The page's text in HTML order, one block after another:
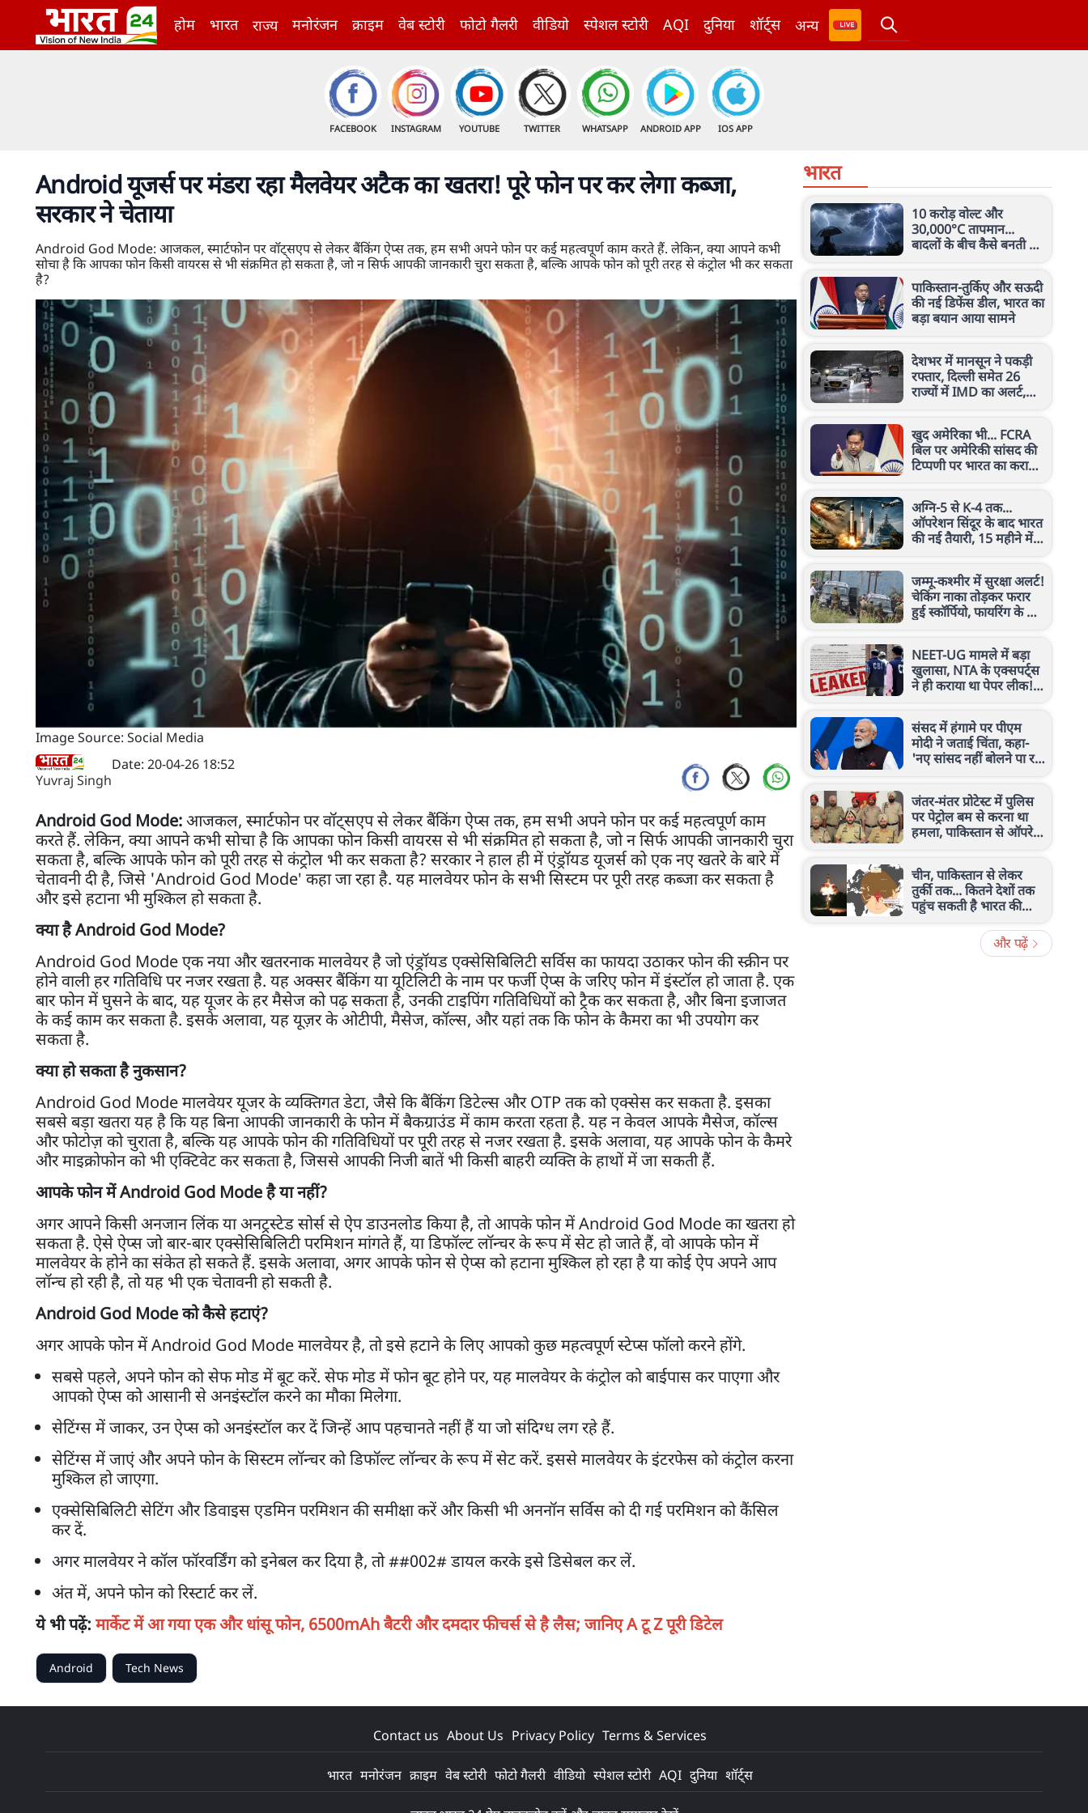
होम भारत राज्य मनोरंजन क्राइम वेब स्टोरी फोटो गैलरी वीडियो स्पेशल स्टोरी AQI दुनिया शॉर्ट्स अन्य
FACEBOOK INSTAGRAM YOUTUBE TWITTER WHATSAPP ANDROID APP IOS APP
Android यूजर्स पर मंडरा रहा मैलवेयर अटैक का खतरा! पूरे फोन पर कर लेगा कब्जा,
सरकार ने चेताया
Android God Mode: आजकल, स्मार्टफोन पर वॉट्सएप से लेकर बैंकिंग ऐप्स तक, हम सभी अपने फोन पर कई महत्वपूर्ण काम करते हैं. लेकिन, क्या आपने कभी
सोचा है कि आपका फोन किसी वायरस से भी संक्रमित हो सकता है, जो न सिर्फ आपकी जानकारी चुरा सकता है, बल्कि आपके फोन को पूरी तरह से कंट्रोल भी कर सकता
है?
Image Source: Social Media
Yuvraj Singh
Date: 20-04-26 18:52
Android God Mode:आजकल, स्मार्टफोन पर वॉट्सएप से लेकर बैंकिंग ऐप्स तक, हम सभी अपने फोन पर कई महत्वपूर्ण काम
करते हैं. लेकिन, क्या आपने कभी सोचा है कि आपका फोन किसी वायरस से भी संक्रमित हो सकता है, जो न सिर्फ आपकी जानकारी चुरा
सकता है, बल्कि आपके फोन को पूरी तरह से कंट्रोल भी कर सकता है? सरकार ने हाल ही में एंड्रॉयड यूजर्स को एक नए खतरे के बारे में
चेतावनी दी है, जिसे 'Android God Mode' कहा जा रहा है. यह मालवेयर फोन के सभी सिस्टम पर पूरी तरह कब्जा कर सकता है
और इसे हटाना भी मुश्किल हो सकता है.
क्या है Android God Mode?
Android God Mode एक नया और खतरनाक मालवेयर है जो एंड्रॉयड एक्सेसिबिलिटी सर्विस का फायदा उठाकर फोन की स्क्रीन पर
होने वाली हर गतिविधि पर नजर रखता है. यह अक्सर बैंकिंग या यूटिलिटी के नाम पर फर्जी ऐप्स के जरिए फोन में इंस्टॉल हो जाता है. एक
बार फोन में घुसने के बाद, यह यूजर के हर मैसेज को पढ़ सकता है, उनकी टाइपिंग गतिविधियों को ट्रैक कर सकता है, और बिना इजाजत
के कई काम कर सकता है. इसके अलावा, यह यूज़र के ओटीपी, मैसेज, कॉल्स, और यहां तक कि फोन के कैमरा का भी उपयोग कर
सकता है.
क्या हो सकता है नुकसान?
Android God Mode मालवेयर यूजर के व्यक्तिगत डेटा, जैसे कि बैंकिंग डिटेल्स और OTP तक को एक्सेस कर सकता है. इसका
सबसे बड़ा खतरा यह है कि यह बिना आपकी जानकारी के फोन में बैकग्राउंड में काम करता रहता है. यह न केवल आपके मैसेज, कॉल्स
और फोटोज़ को चुराता है, बल्कि यह आपके फोन की गतिविधियों पर पूरी तरह से नजर रखता है. इसके अलावा, यह आपके फोन के कैमरे
और माइक्रोफोन को भी एक्टिवेट कर सकता है, जिससे आपकी निजी बातें भी किसी बाहरी व्यक्ति के हाथों में जा सकती हैं.
आपके फोन में Android God Mode है या नहीं?
अगर आपने किसी अनजान लिंक या अनट्रस्टेड सोर्स से ऐप डाउनलोड किया है, तो आपके फोन में Android God Mode का खतरा हो
सकता है. ऐसे ऐप्स जो बार-बार एक्सेसिबिलिटी परमिशन मांगते हैं, या डिफॉल्ट लॉन्चर के रूप में सेट हो जाते हैं, वो आपके फोन में
मालवेयर के होने का संकेत हो सकते हैं. इसके अलावा, अगर आपके फोन से ऐप्स को हटाना मुश्किल हो रहा है या कोई ऐप अपने आप
लॉन्च हो रही है, तो यह भी एक चेतावनी हो सकती है.
Android God Mode को कैसे हटाएं?
अगर आपके फोन में Android God Mode मालवेयर है, तो इसे हटाने के लिए आपको कुछ महत्वपूर्ण स्टेप्स फॉलो करने होंगे.
सबसे पहले, अपने फोन को सेफ मोड में बूट करें. सेफ मोड में फोन बूट होने पर, यह मालवेयर के कंट्रोल को बाईपास कर पाएगा और
आपको ऐप्स को आसानी से अनइंस्टॉल करने का मौका मिलेगा.
सेटिंग्स में जाकर, उन ऐप्स को अनइंस्टॉल कर दें जिन्हें आप पहचानते नहीं हैं या जो संदिग्ध लग रहे हैं.
सेटिंग्स में जाएं और अपने फोन के सिस्टम लॉन्चर को डिफॉल्ट लॉन्चर के रूप में सेट करें. इससे मालवेयर के इंटरफेस को कंट्रोल करना
मुश्किल हो जाएगा.
एक्सेसिबिलिटी सेटिंग और डिवाइस एडमिन परमिशन की समीक्षा करें और किसी भी अननॉन सर्विस को दी गई परमिशन को कैंसिल
कर दें.
अगर मालवेयर ने कॉल फॉरवर्डिंग को इनेबल कर दिया है, तो ##002# डायल करके इसे डिसेबल कर लें.
अंत में, अपने फोन को रिस्टार्ट कर लें.
ये भी पढ़ें: मार्केट में आ गया एक और धांसू फोन, 6500mAh बैटरी और दमदार फीचर्स से है लैस; जानिए A टू Z पूरी डिटेल
Android Tech News
भारत
10 करोड़ वोल्ट और
30,000°C तापमान...
बादलों के बीच कैसे बनती है
कितना खतरनाक
पाकिस्तान-तुर्किए और सऊदी
की नई डिफेंस डील, भारत का
बड़ा बयान आया सामने
देशभर में मानसून ने पकड़ी
रफ्तार, दिल्ली समेत 26
राज्यों में IMD का अलर्ट,
खुद अमेरिका भी... FCRA
बिल पर अमेरिकी सांसद की
टिप्पणी पर भारत का करारा
अग्नि-5 से K-4 तक...
ऑपरेशन सिंदूर के बाद भारत
की नई तैयारी, 15 महीने में
जम्मू-कश्मीर में सुरक्षा अलर्ट!
चेकिंग नाका तोड़कर फरार
हुई स्कॉर्पियो, फायरिंग के बाद
NEET-UG मामले में बड़ा
खुलासा, NTA के एक्सपर्ट्स
ने ही कराया था पेपर लीक!
संसद में हंगामे पर पीएम
मोदी ने जताई चिंता, कहा-
'नए सांसद नहीं बोलने पा रहे,
जंतर-मंतर प्रोटेस्ट में पुलिस
पर पेट्रोल बम से करना था
हमला, पाकिस्तान से ऑपरेट
चीन, पाकिस्तान से लेकर
तुर्की तक... कितने देशों तक
पहुंच सकती है भारत की
और पढ़ें
Contact us About Us Privacy Policy Terms & Services
भारत मनोरंजन क्राइम वेब स्टोरी फोटो गैलरी वीडियो स्पेशल स्टोरी AQI दुनिया शॉर्ट्स